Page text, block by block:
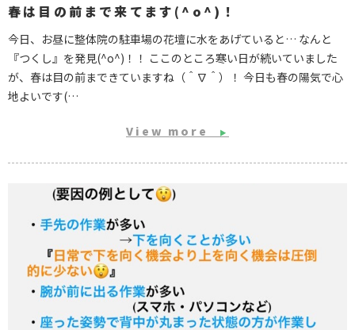
春は目の前まで来てます(^o^)！
今日、お昼に整体院の駐車場の花壇に水をあげていると… なんと
『つくし』を発見(^o^)！！ ここのところ寒い日が続いていました
が、春は目の前まできていますね（＾∇＾）！ 今日も春の陽気で心
地よいです(…
View more ▶